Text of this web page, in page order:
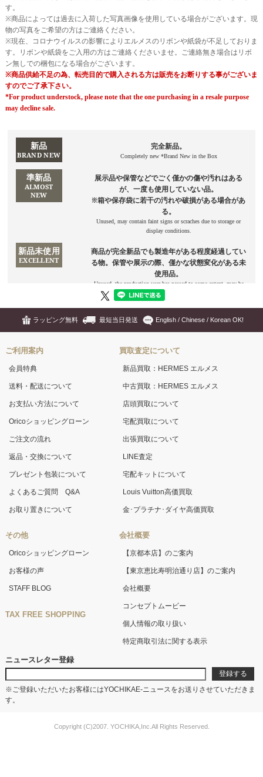
ラッピング無料 最短当日発送 English / Chinese / Korean OK!
ご利用案内
会員特典
送料・配送について
お支払い方法について
Oricoショッピングローン
ご注文の流れ
返品・交換について
プレゼント包装について
よくあるご質問 Q&A
お取り置きについて
その他
Oricoショッピングローン
お客様の声
STAFF BLOG
TAX FREE SHOPPING
買取査定について
新品買取：HERMES エルメス
中古買取：HERMES エルメス
店頭買取について
宅配買取について
出張買取について
LINE査定
宅配キットについて
Louis Vuitton高価買取
金･プラチナ･ダイヤ高価買取
会社概要
【京都本店】のご案内
【東京恵比寿明治通り店】のご案内
会社概要
コンセプトムービー
個人情報の取り扱い
特定商取引法に関する表示
ニュースレター登録
※ご登録いただいたお客様にはYOCHIKAE-ニュースをお送りさせていただきま
す。
Copyright (C)2007. YOCHIKA,Inc.All Rights Reserved.